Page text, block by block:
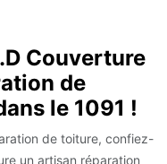
Couverture
de
le 1091 !
de toiture, confiez-
un artisan réparation